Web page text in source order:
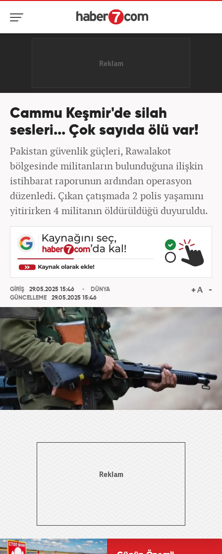
Cammu Keşmir'de silah
sesleri... Çok sayıda ölü var!
Pakistan güvenlik güçleri, Rawalakot
bölgesinde militanların bulunduğuna ilişkin
istihbarat raporunun ardından operasyon
düzenledi. Çıkan çatışmada 2 polis yaşamını
yitirirken 4 militanın öldürüldüğü duyuruldu.
GİRİŞ
29.05.2025 15:46
GÜNCELLEME
29.05.2025 15:46
DÜNYA